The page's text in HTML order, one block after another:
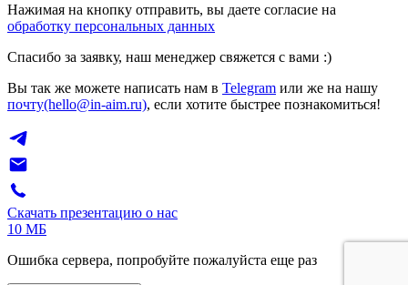
Нажимая на кнопку отправить, вы даете согласие на
обработку персональных данных
Спасибо за заявку, наш менеджер свяжется с вами :)
Вы так же можете написать нам в Telegram или же на нашу
почту(hello@in-aim.ru), если хотите быстрее познакомиться!
Скачать презентацию о нас
10 МБ
Ошибка сервера, попробуйте пожалуйста еще раз